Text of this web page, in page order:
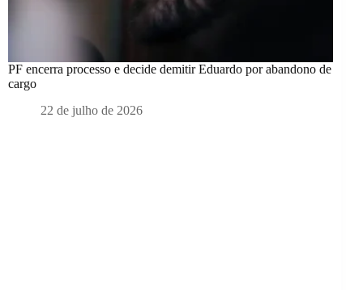
PF encerra processo e decide demitir Eduardo por abandono de
cargo
22 de julho de 2026